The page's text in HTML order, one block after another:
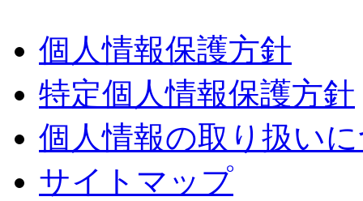
個人情報保護方針
特定個人情報保護方針
個人情報の取り扱い
サイトマップ